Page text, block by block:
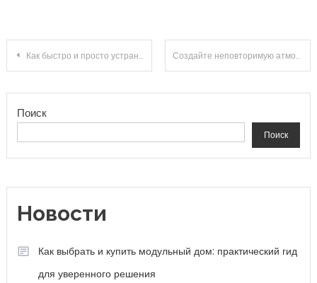
Навигация по записям
Как быстро и просто устранить протечки на крыше гаража: практические советы для каждого владельца Создайте неповторимую атмосферу: секреты уютных интерьеров ресторанов
Поиск
Поиск
Новости
Как выбрать и купить модульный дом: практический гид
для уверенного решения